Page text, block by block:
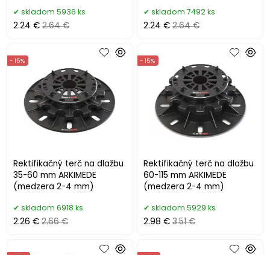
skladom 5936 ks
2.24 € 2.64 €
skladom 7492 ks
2.24 € 2.64 €
Rektifikačný terč na dlažbu
35-60 mm ARKIMEDE
(medzera 2-4 mm)
- 15%
skladom 6918 ks
2.26 € 2.66 €
Rektifikačný terč na dlažbu
60-115 mm ARKIMEDE
(medzera 2-4 mm)
- 15%
skladom 5929 ks
2.98 € 3.51 €